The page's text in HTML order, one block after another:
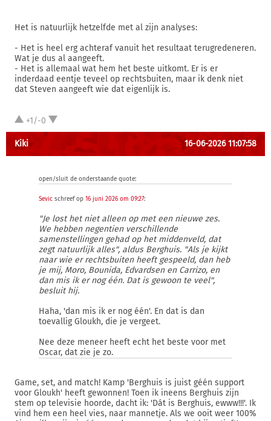
Het is natuurlijk hetzelfde met al zijn analyses:
- Het is heel erg achteraf vanuit het resultaat terugredeneren.
Wat je dus al aangeeft.
- Het is allemaal wat hem het beste uitkomt. Er is er
inderdaad eentje teveel op rechtsbuiten, maar ik denk niet
dat Steven aangeeft wie dat eigenlijk is.
+1/-0
Kiki 16-06-2026 11:07:58
open/sluit de onderstaande quote:
Sevic schreef op 16 juni 2026 om 09:27:
"Je lost het niet alleen op met een nieuwe zes.
We hebben negentien verschillende
samenstellingen gehad op het middenveld, dat
zegt natuurlijk alles", aldus Berghuis. "Als je kijkt
naar wie er rechtsbuiten heeft gespeeld, dan heb
je mij, Moro, Bounida, Edvardsen en Carrizo, en
dan mis ik er nog één. Dat is gewoon te veel",
besluit hij.
Haha, 'dan mis ik er nog één'. En dat is dan
toevallig Gloukh, die je vergeet.
Nee deze meneer heeft echt het beste voor met
Oscar, dat zie je zo.
Game, set, and match! Kamp 'Berghuis is juist géén support
voor Gloukh' heeft gewonnen! Toen ik ineens Berghuis zijn
stem op televisie hoorde, dacht ik: 'Dát is Berghuis, ewww!!!'. Ik
vind hem een heel vies, naar mannetje. Als we ooit weer 100%